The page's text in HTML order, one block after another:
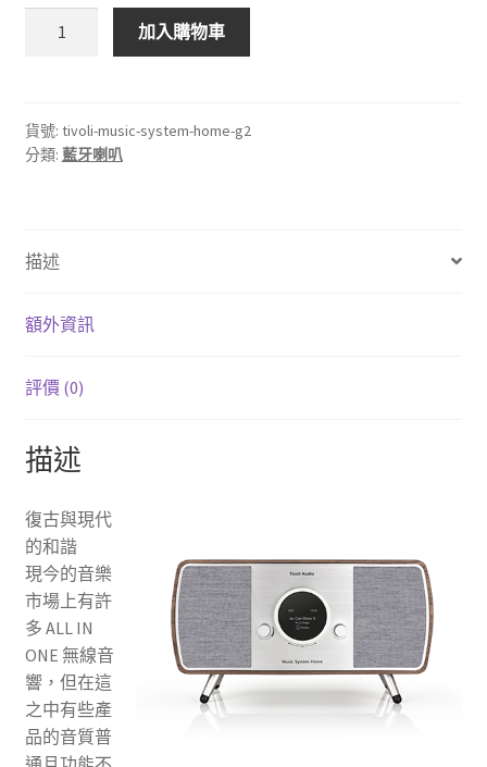
Home
G2
線
音
(AirPlay2/Chromecast/FM
收
機/
牙
5.0/
鬧
鐘)
數
量
加入購物車
貨號: tivoli-music-system-home-g2
分類: 藍牙喇叭
描述
額外資訊
評價 (0)
描述
復古與現代
的和諧
現今的音樂
市場上有許
多 ALL IN
ONE 無線音
響，但在這
之中有些產
品的音質普